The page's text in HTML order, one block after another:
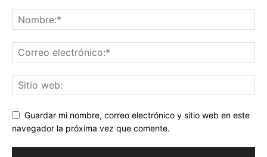
Guardar mi nombre, correo electrónico y sitio web en este
navegador la próxima vez que comente.